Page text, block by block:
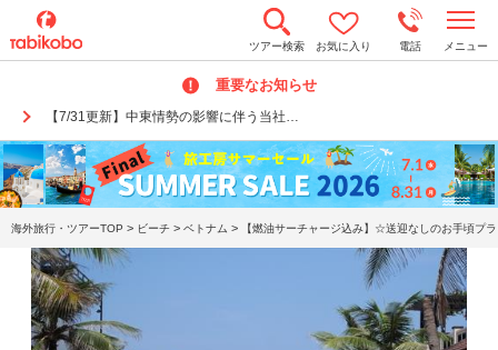
ツアー検索 お気に入り 電話 メニュー
重要なお知らせ
【7/31更新】中東情勢の影響に伴う当社…
o
n
a
v
i
g
a
i
o
n
海外旅行・ツアーTOP > ビーチ > ベトナム > 【燃油サーチャージ込み】☆送迎なしのお手頃プ